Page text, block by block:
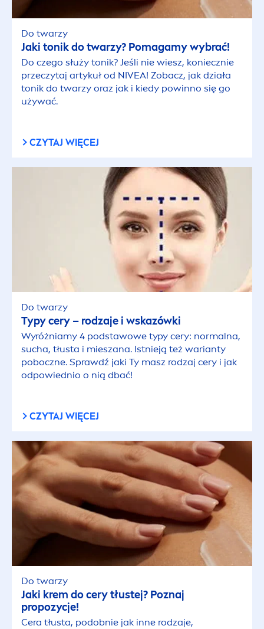
Do twarzy
Jaki tonik do twarzy? Pomagamy wybrać!
Do czego służy tonik? Jeśli nie wiesz, koniecznie
przeczytaj artykuł od NIVEA! Zobacz, jak działa
tonik do twarzy oraz jak i kiedy powinno się go
używać.
CZYTAJ WIĘCEJ
Do twarzy
Typy cery – rodzaje i wskazówki
Wyróżniamy 4 podstawowe typy cery: normalna,
sucha, tłusta i mieszana. Istnieją też warianty
poboczne. Sprawdź jaki Ty masz rodzaj cery i jak
odpowiednio o nią dbać!
CZYTAJ WIĘCEJ
Do twarzy
Jaki krem do cery tłustej? Poznaj
propozycje!
Cera tłusta, podobnie jak inne rodzaje,